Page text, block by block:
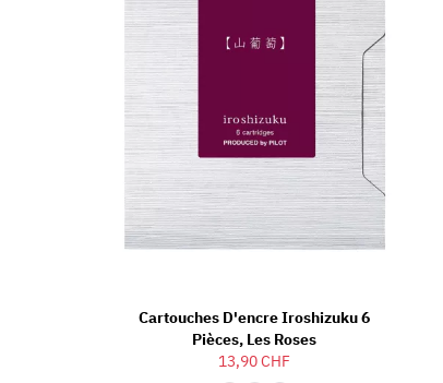
Cartouches D'encre Iroshizuku 6
Pièces, Les Roses
13,90 CHF